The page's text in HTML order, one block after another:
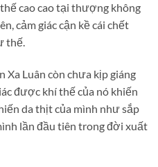
cao cao tại thượng không
cảm giác cận kề cái chết
thế.
Xa Luân còn chưa kịp giáng
được khí thế của nó khiến
da thịt của mình như sắp
lần đầu tiên trong đời xuất